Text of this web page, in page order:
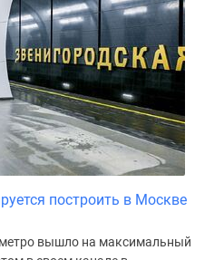
построить в Москве
метро вышло на максимальный